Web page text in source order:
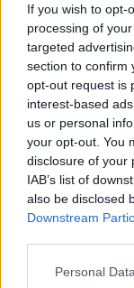
If you wish to opt-
processing of
targeted
section to confirm
opt-out request is
interest-based
us or personal
your opt-out. You
disclosure of your
IAB’s list of
also be disclosed
Downstream
Personal
hirtelen
lemondása,
utasítása,
felbomlási
illetve a
"helyrerakta",
mutatkoztak a
DKJ-aukción a
csökkenõ